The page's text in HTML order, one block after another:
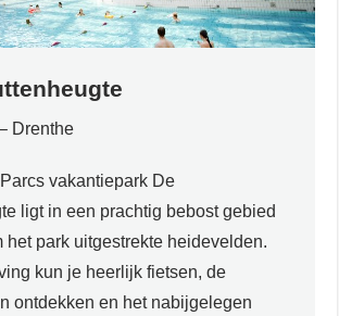
Drenthe
vakantiepark De
ligt in een prachtig bebost gebied
het park uitgestrekte heidevelden.
kun je heerlijk fietsen, de
ontdekken en het nabijgelegen